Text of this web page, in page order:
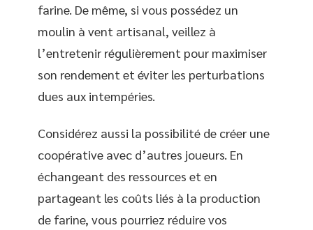
farine. De même, si vous possédez un
moulin à vent artisanal, veillez à
l’entretenir régulièrement pour maximiser
son rendement et éviter les perturbations
dues aux intempéries.
Considérez aussi la possibilité de créer une
coopérative avec d’autres joueurs. En
échangeant des ressources et en
partageant les coûts liés à la production
de farine, vous pourriez réduire vos